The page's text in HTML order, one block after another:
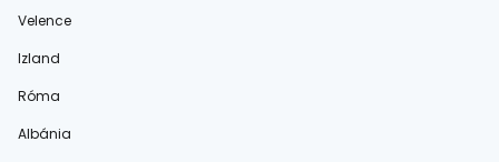
Velence
Izland
Róma
Albánia